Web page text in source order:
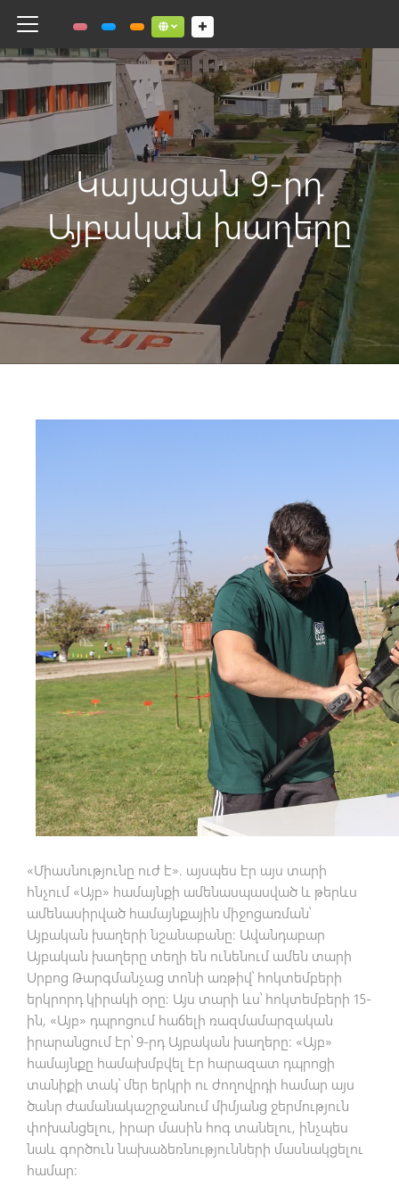
Toggle navigation Social links dropdown button
Կայացան 9-րդ
Այբական խաղերը
«Միասնությունը ուժ է». այսպես էր այս տարի
հնչում «Այբ» համայնքի ամենասպասված և թերևս
ամենասիրված համայնքային միջոցառման՝
Այբական խաղերի նշանաբանը: Ավանդաբար
Այբական խաղերը տեղի են ունենում ամեն տարի
Սրբոց Թարգմանչաց տոնի առթիվ՝ հոկտեմբերի
երկրորդ կիրակի օրը: Այս տարի ևս՝ հոկտեմբերի 15-
ին, «Այբ» դպրոցում հաճելի ռազմամարզական
իրարանցում էր՝ 9-րդ Այբական խաղերը: «Այբ»
համայնքը համախմբվել էր հարազատ դպրոցի
տանիքի տակ՝ մեր երկրի ու ժողովրդի համար այս
ծանր ժամանակաշրջանում միմյանց ջերմություն
փոխանցելու, իրար մասին հոգ տանելու, ինչպես
նաև գործուն նախաձեռնությունների մասնակցելու
համար: